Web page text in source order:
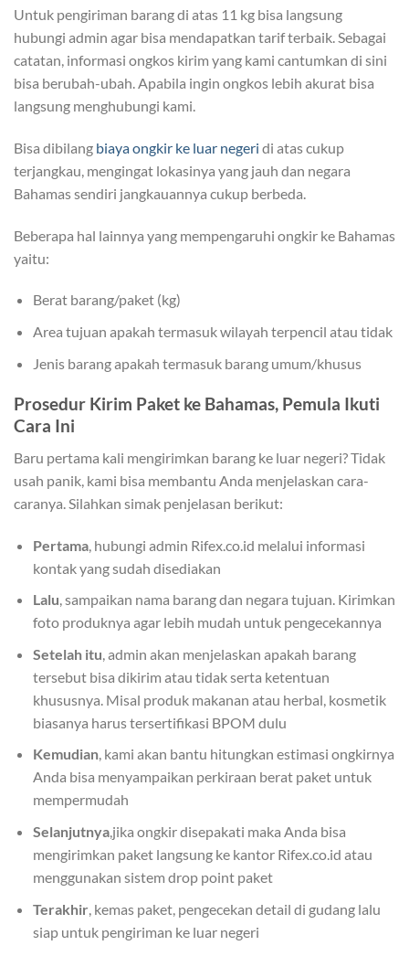
Untuk pengiriman barang di atas 11 kg bisa langsung
hubungi admin agar bisa mendapatkan tarif terbaik. Sebagai
catatan, informasi ongkos kirim yang kami cantumkan di sini
bisa berubah-ubah. Apabila ingin ongkos lebih akurat bisa
langsung menghubungi kami.
Bisa dibilang biaya ongkir ke luar negeri di atas cukup
terjangkau, mengingat lokasinya yang jauh dan negara
Bahamas sendiri jangkauannya cukup berbeda.
Beberapa hal lainnya yang mempengaruhi ongkir ke Bahamas
yaitu:
Berat barang/paket (kg)
Area tujuan apakah termasuk wilayah terpencil atau tidak
Jenis barang apakah termasuk barang umum/khusus
Prosedur Kirim Paket ke Bahamas, Pemula Ikuti
Cara Ini
Baru pertama kali mengirimkan barang ke luar negeri? Tidak
usah panik, kami bisa membantu Anda menjelaskan cara-
caranya. Silahkan simak penjelasan berikut:
Pertama, hubungi admin Rifex.co.id melalui informasi
kontak yang sudah disediakan
Lalu, sampaikan nama barang dan negara tujuan. Kirimkan
foto produknya agar lebih mudah untuk pengecekannya
Setelah itu, admin akan menjelaskan apakah barang
tersebut bisa dikirim atau tidak serta ketentuan
khususnya. Misal produk makanan atau herbal, kosmetik
biasanya harus tersertifikasi BPOM dulu
Kemudian, kami akan bantu hitungkan estimasi ongkirnya
Anda bisa menyampaikan perkiraan berat paket untuk
mempermudah
Selanjutnya,jika ongkir disepakati maka Anda bisa
mengirimkan paket langsung ke kantor Rifex.co.id atau
menggunakan sistem drop point paket
Terakhir , kemas paket, pengecekan detail di gudang lalu
siap untuk pengiriman ke luar negeri